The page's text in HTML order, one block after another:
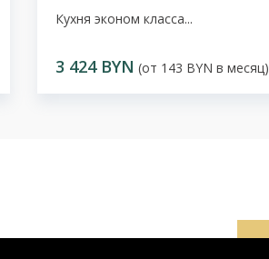
Кухня эконом класса...
3 424 BYN (от 143 BYN в месяц)